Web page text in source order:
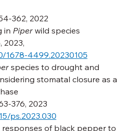
362, 2022
in Piper wild species
2023,
1678-4499.20230105
species to drought and
stomatal closure as a
376, 2023
ps.2023.030
of black pepper to